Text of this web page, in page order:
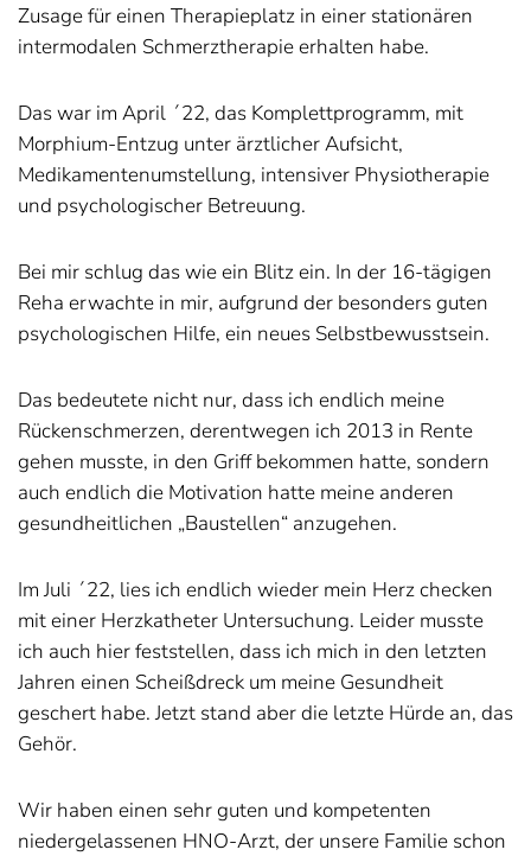
Zusage für einen Therapieplatz in einer stationären
intermodalen Schmerztherapie erhalten habe.
Das war im April ´22, das Komplettprogramm, mit
Morphium-Entzug unter ärztlicher Aufsicht,
Medikamentenumstellung, intensiver Physiotherapie
und psychologischer Betreuung.
Bei mir schlug das wie ein Blitz ein. In der 16-tägigen
Reha erwachte in mir, aufgrund der besonders guten
psychologischen Hilfe, ein neues Selbstbewusstsein.
Das bedeutete nicht nur, dass ich endlich meine
Rückenschmerzen, derentwegen ich 2013 in Rente
gehen musste, in den Griff bekommen hatte, sondern
auch endlich die Motivation hatte meine anderen
gesundheitlichen „Baustellen“ anzugehen.
Im Juli ´22, lies ich endlich wieder mein Herz checken
mit einer Herzkatheter Untersuchung. Leider musste
ich auch hier feststellen, dass ich mich in den letzten
Jahren einen Scheißdreck um meine Gesundheit
geschert habe. Jetzt stand aber die letzte Hürde an, das
Gehör.
Wir haben einen sehr guten und kompetenten
niedergelassenen HNO-Arzt, der unsere Familie schon